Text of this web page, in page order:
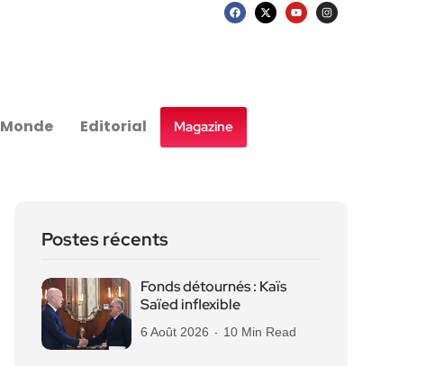
Monde Editorial Magazine
Postes récents
Fonds détournés : Kaïs
Saïed inflexible
6 Août 2026 10 Min Read